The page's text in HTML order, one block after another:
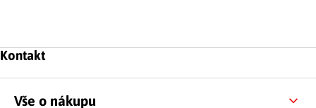
Zápatí
Kontakt
Vše o nákupu